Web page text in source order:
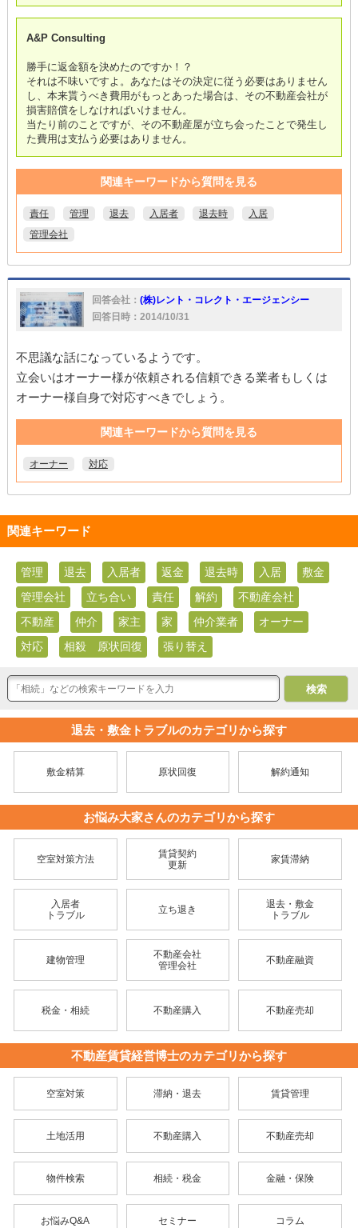
A&P Consulting
勝手に返金額を決めたのですか！？
それは不味いですよ。あなたはその決定に従う必要はありません
し、本来貰うべき費用がもっとあった場合は、その不動産会社が
損害賠償をしなければいけません。
当たり前のことですが、その不動産屋が立ち会ったことで発生し
た費用は支払う必要はありません。
関連キーワードから質問を見る
責任 管理 退去 入居者 退去時
入居
管理会社
回答会社： (株)レント・コレクト・エージェンシー
回答日時：2014/10/31
不思議な話になっているようです。
立会いはオーナー様が依頼される信頼できる業者もしくは
オーナー様自身で対応すべきでしょう。
関連キーワードから質問を見る
オーナー 対応
関連キーワード
管理 退去 入居者 返金 退去時 入居
敷金
管理会社
立ち合い 責任 解約
不動産会社
不動産
仲介 家主 家 仲介業者
オーナー
対応
相殺 原状回復 張り替え
退去・敷金トラブルのカテゴリから探す
敷金精算 原状回復 解約通知
お悩み大家さんのカテゴリから探す
空室対策方法
賃貸契約
更新
家賃滞納
入居者
トラブル
立ち退き
退去・敷金
トラブル
建物管理
不動産会社
管理会社
不動産融資
税金・相続 不動産購入 不動産売却
不動産賃貸経営博士のカテゴリから探す
空室対策 滞納・退去 賃貸管理
土地活用 不動産購入 不動産売却
物件検索 相続・税金 金融・保険
お悩みQ&A セミナー コラム